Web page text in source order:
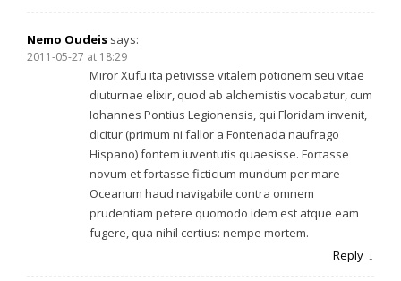
Nemo Oudeis says:
2011-05-27 at 18:29
Miror Xufu ita petivisse vitalem potionem seu vitae
diuturnae elixir, quod ab alchemistis vocabatur, cum
Iohannes Pontius Legionensis, qui Floridam invenit,
dicitur (primum ni fallor a Fontenada naufrago
Hispano) fontem iuventutis quaesisse. Fortasse
novum et fortasse ficticium mundum per mare
Oceanum haud navigabile contra omnem
prudentiam petere quomodo idem est atque eam
fugere, qua nihil certius: nempe mortem.
Reply